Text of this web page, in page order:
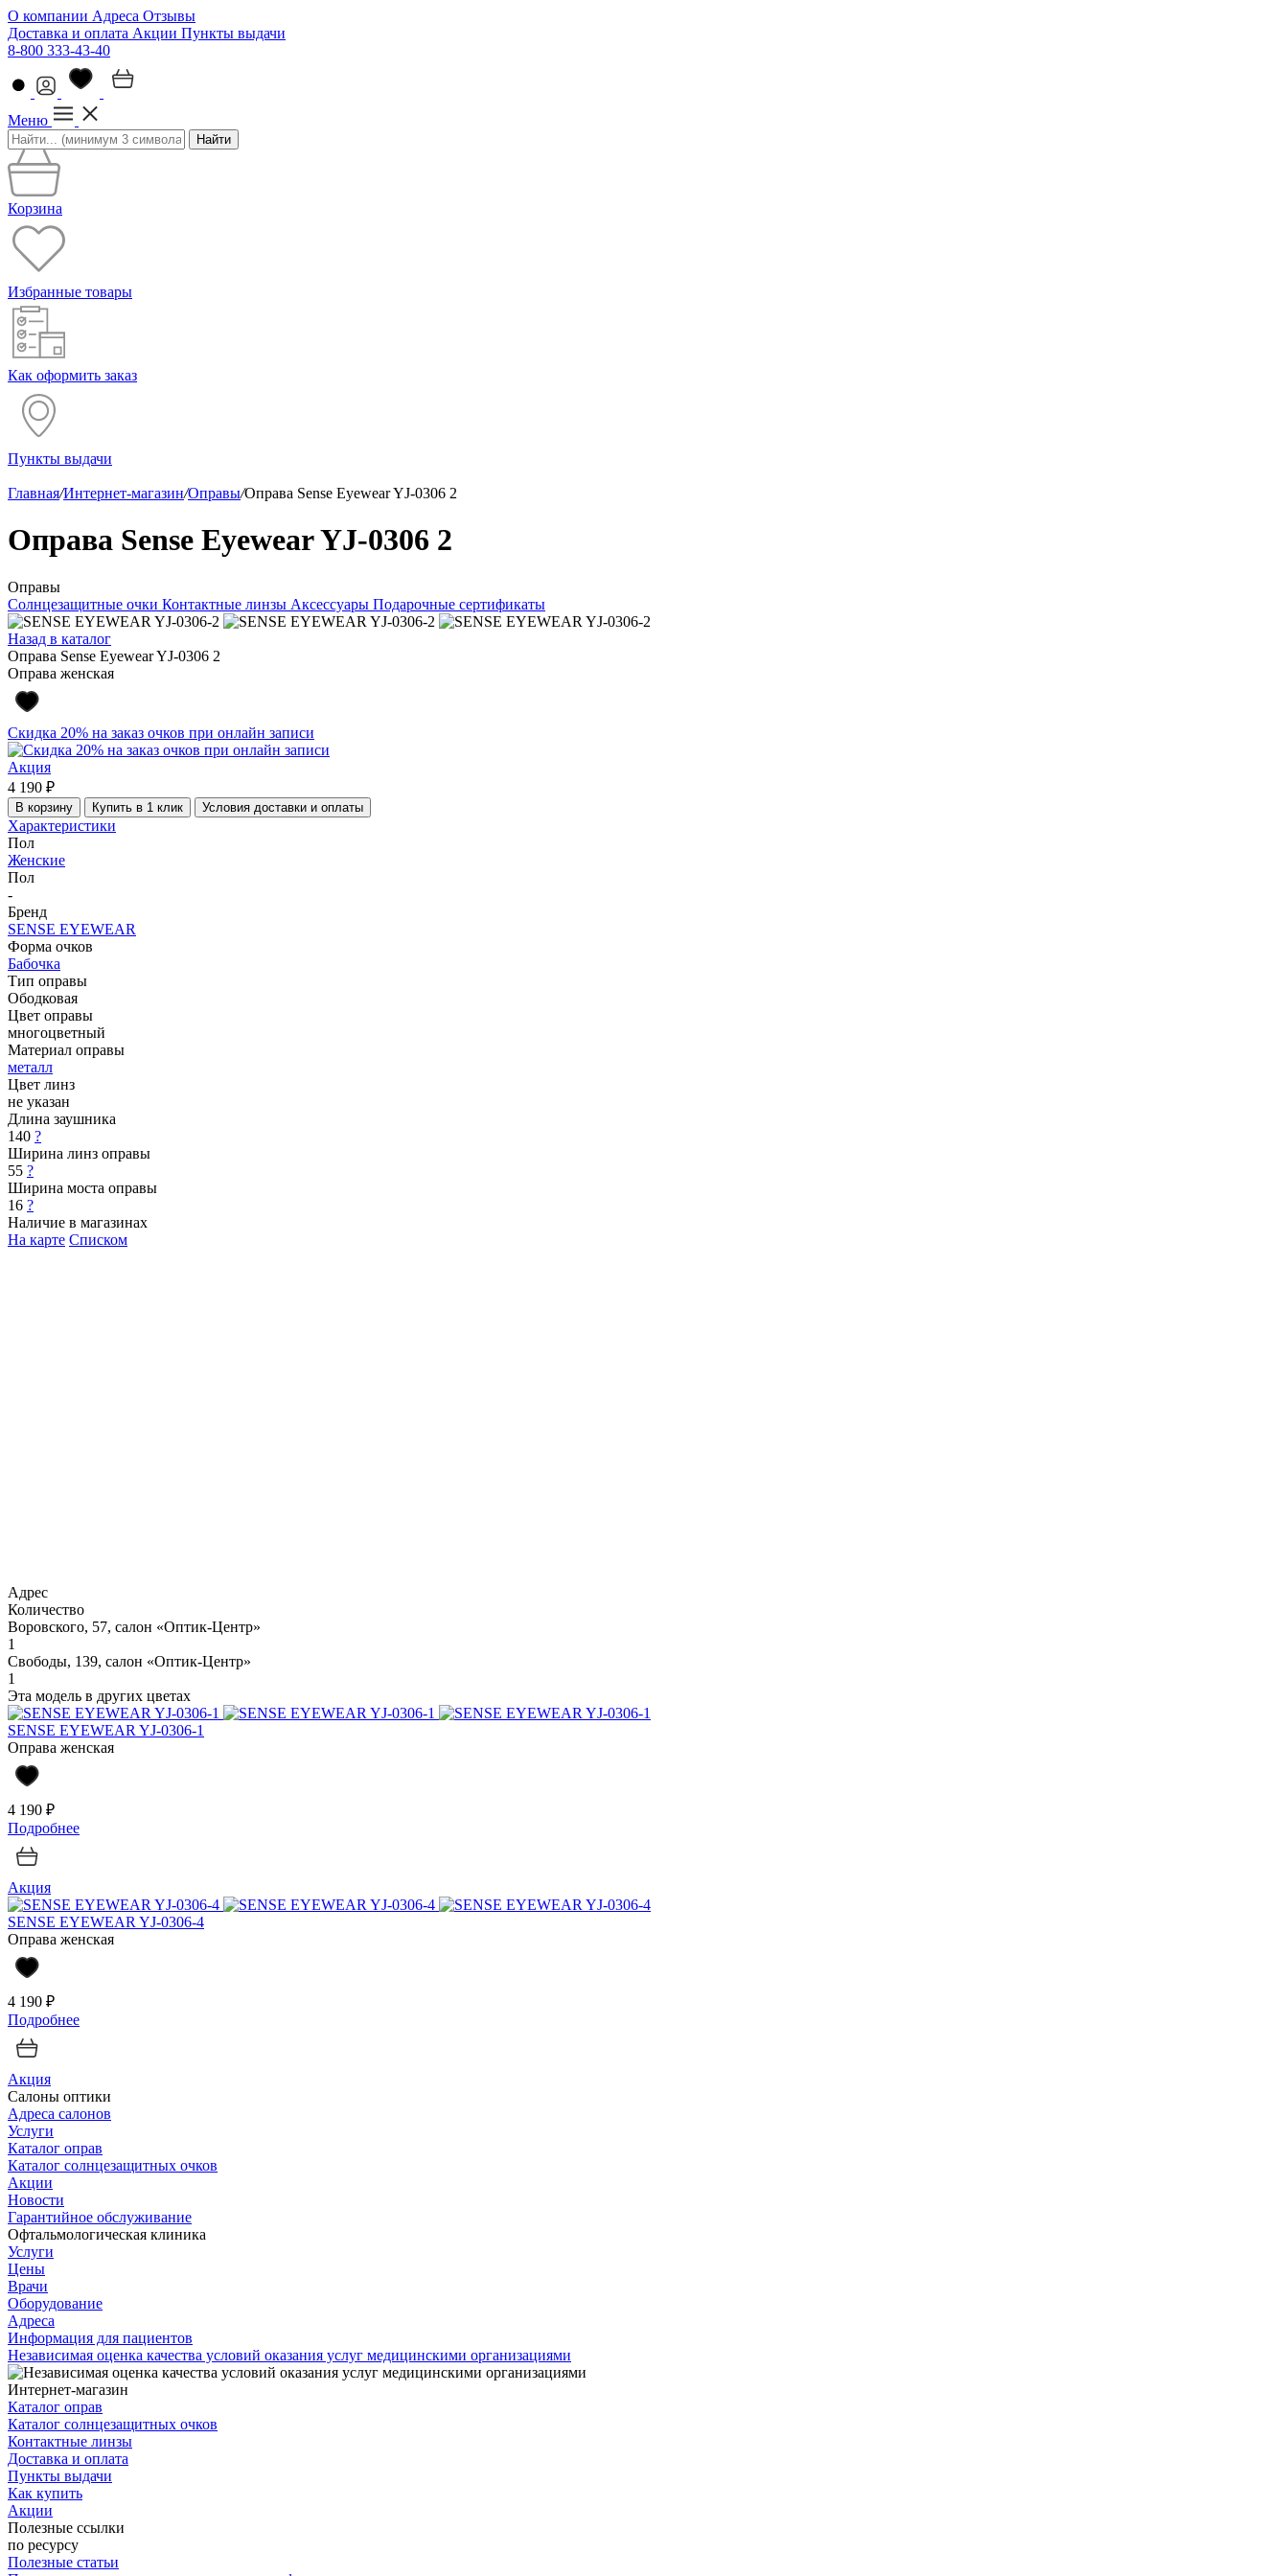
О компании Адреса Отзывы
Доставка и оплата Акции Пункты выдачи
8-800 333-43-40
Меню
Найти
Корзина
Избранные товары
Как оформить заказ
Пункты выдачи
Главная/Интернет-магазин/Оправы/Оправа Sense Eyewear YJ-0306 2
Оправа Sense Eyewear YJ-0306 2
Оправы
Солнцезащитные очки Контактные линзы Аксессуары Подарочные сертификаты
Назад в каталог
Оправа Sense Eyewear YJ-0306 2
Оправа женская
Скидка 20% на заказ очков при онлайн записи
Акция
4 190 ₽
В корзину Купить в 1 клик Условия доставки и оплаты
Характеристики
Пол
Женские
Пол
-
Бренд
SENSE EYEWEAR
Форма очков
Бабочка
Тип оправы
Ободковая
Цвет оправы
многоцветный
Материал оправы
металл
Цвет линз
не указан
Длина заушника
140 ?
Ширина линз оправы
55 ?
Ширина моста оправы
16 ?
Наличие в магазинах
На карте Списком
Адрес
Количество
Воровского, 57, салон «Оптик-Центр»
1
Свободы, 139, салон «Оптик-Центр»
1
Эта модель в других цветах
SENSE EYEWEAR YJ-0306-1
Оправа женская
4 190 ₽
Подробнее
Акция
SENSE EYEWEAR YJ-0306-4
Оправа женская
4 190 ₽
Подробнее
Акция
Салоны оптики
Адреса салонов
Услуги
Каталог оправ
Каталог солнцезащитных очков
Акции
Новости
Гарантийное обслуживание
Офтальмологическая клиника
Услуги
Цены
Врачи
Оборудование
Адреса
Информация для пациентов
Независимая оценка качества условий оказания услуг медицинскими организациями
Интернет-магазин
Каталог оправ
Каталог солнцезащитных очков
Контактные линзы
Доставка и оплата
Пункты выдачи
Как купить
Акции
Полезные ссылки
по ресурсу
Полезные статьи